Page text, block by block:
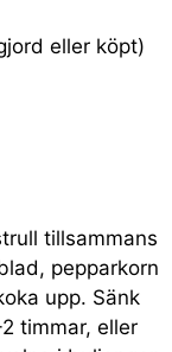
eller köpt)
tillsammans
pepparkorn
upp. Sänk
timmar, eller